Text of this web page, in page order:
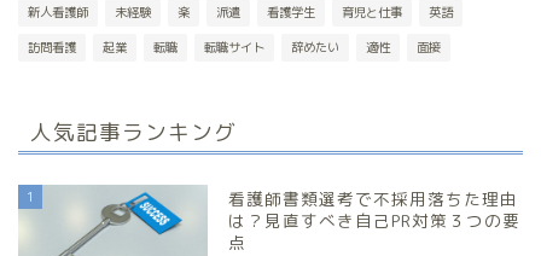
新人看護師 未経験 楽 派遣 看護学生 育児と仕事 英語
訪問看護 起業 転職 転職サイト 辞めたい 適性 面接
人気記事ランキング
1
看護師書類選考で不採用落ちた理由
は？見直すべき自己PR対策３つの要
点